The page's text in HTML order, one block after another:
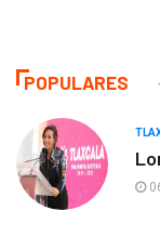
POPULARES